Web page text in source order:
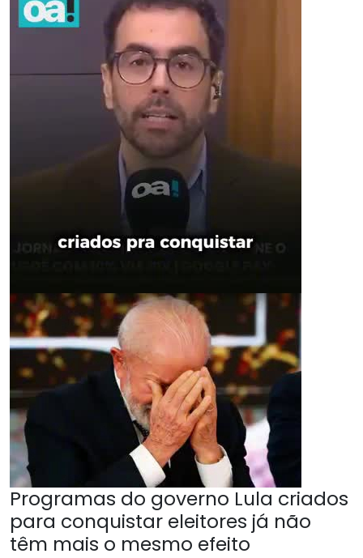
Programas do governo Lula criados
para conquistar eleitores já não
têm mais o mesmo efeito